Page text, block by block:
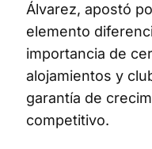
Álvarez, apostó
elemento
importancia de
alojamientos y
garantía de
competitivo.